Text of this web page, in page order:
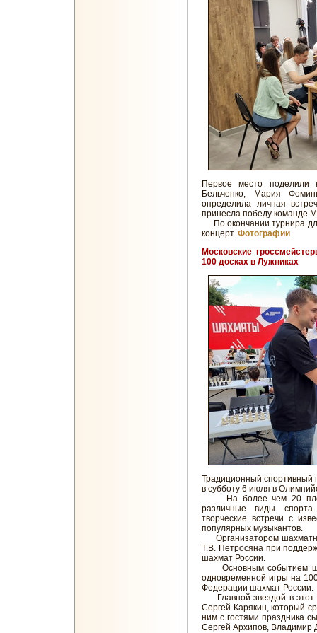
Первое место поделили
Бельченко, Мария
определила личная
принесла победу команде
По окончании турнира
концерт. Фотографии.
Московские
100 досках в Лужниках
Традиционный спортивный
в субботу 6 июля в
На более чем 20
различные виды
творческие встречи с
популярных музыкантов.
Организатором
Т.В. Петросяна при
шахмат России.
Основным событием
одновременной игры на
Федерации шахмат России.
Главной звездой в этот
Сергей Карякин, который
ним с гостями праздника
Сергей Архипов,